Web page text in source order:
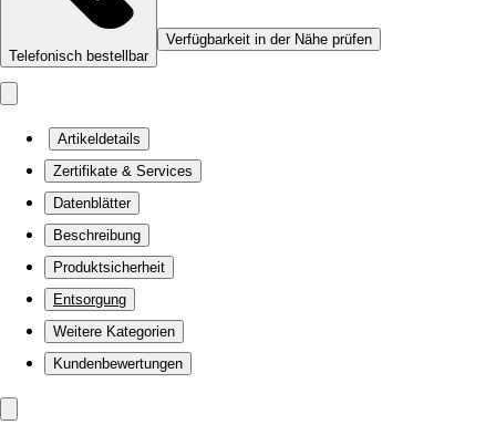
Telefonisch bestellbar
Verfügbarkeit in der Nähe prüfen
Artikeldetails
Zertifikate & Services
Datenblätter
Beschreibung
Produktsicherheit
Entsorgung
Weitere Kategorien
Kundenbewertungen